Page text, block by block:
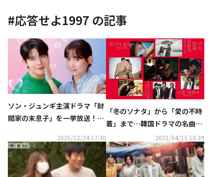
#応答せよ1997 の記事
ソン・ジュンギ主演ドラマ「財
閥家の末息子」を一挙放送！
の日本公演も…1月のCSホーム
ドラマチャンネルも豊富
2025/12/24 17:30
「冬のソナタ」から「愛の不時
着」まで…韓国ドラマの名曲を
一挙紹介「サランへ！胸キュン
韓国ドラマOST BOOK」発売決
定
2021/04/15 10:39